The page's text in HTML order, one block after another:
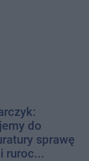
do
sprawę
ruroc...